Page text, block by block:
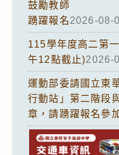
鼓勵教師
踴躍報名2026-08-
115學年度高二第
午12點截止)2026-
運動部委請國立東
行動站」第二階段
章，請踴躍報名參